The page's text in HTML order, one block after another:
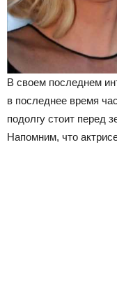
В своем последнем
в последнее время
подолгу стоит перед
Напомним, что